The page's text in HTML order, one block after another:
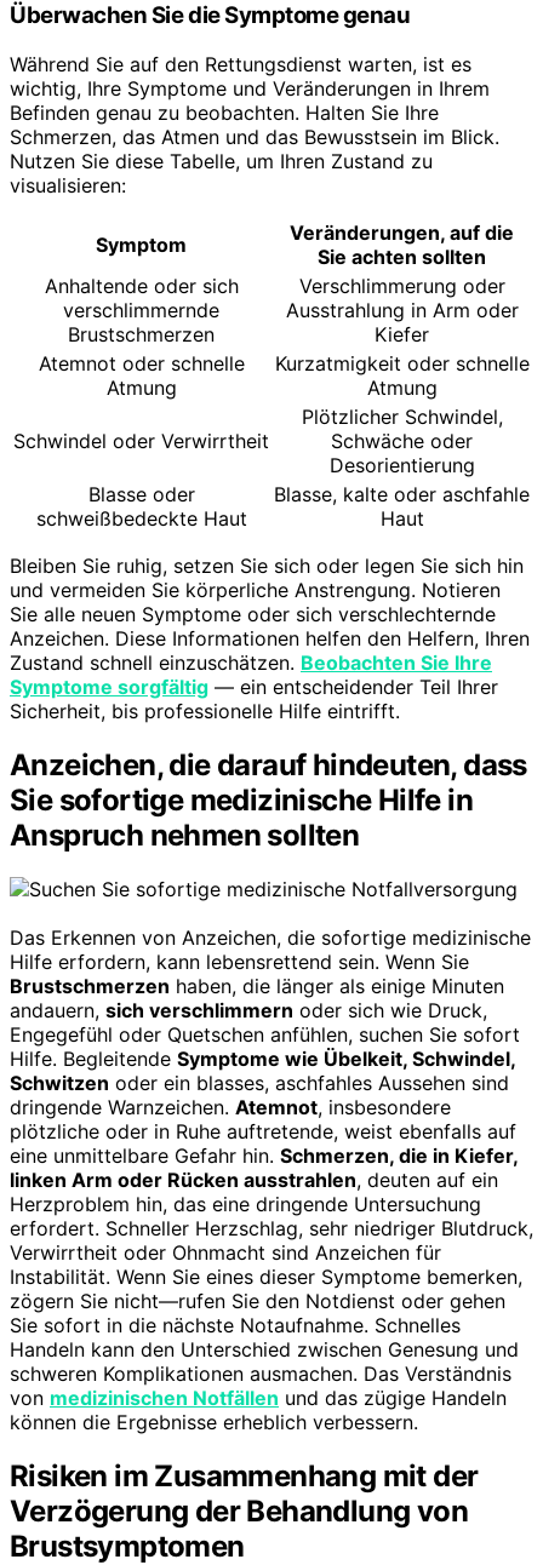
Überwachen Sie die Symptome genau
Während Sie auf den Rettungsdienst warten, ist es
wichtig, Ihre Symptome und Veränderungen in Ihrem
Befinden genau zu beobachten. Halten Sie Ihre
Schmerzen, das Atmen und das Bewusstsein im Blick.
Nutzen Sie diese Tabelle, um Ihren Zustand zu
visualisieren:
Symptom
Veränderungen, auf die
Sie achten sollten
Anhaltende oder sich
verschlimmernde
Brustschmerzen
Verschlimmerung oder
Ausstrahlung in Arm oder
Kiefer
Atemnot oder schnelle
Atmung
Kurzatmigkeit oder schnelle
Atmung
Schwindel oder Verwirrtheit
Plötzlicher Schwindel,
Schwäche oder
Desorientierung
Blasse oder
schweißbedeckte Haut
Blasse, kalte oder aschfahle
Haut
Bleiben Sie ruhig, setzen Sie sich oder legen Sie sich hin
und vermeiden Sie körperliche Anstrengung. Notieren
Sie alle neuen Symptome oder sich verschlechternde
Anzeichen. Diese Informationen helfen den Helfern, Ihren
Zustand schnell einzuschätzen. Beobachten Sie Ihre
Symptome sorgfältig — ein entscheidender Teil Ihrer
Sicherheit, bis professionelle Hilfe eintrifft.
Anzeichen, die darauf hindeuten, dass
Sie sofortige medizinische Hilfe in
Anspruch nehmen sollten
Das Erkennen von Anzeichen, die sofortige medizinische
Hilfe erfordern, kann lebensrettend sein. Wenn Sie
Brustschmerzen haben, die länger als einige Minuten
andauern, sich verschlimmern oder sich wie Druck,
Engegefühl oder Quetschen anfühlen, suchen Sie sofort
Hilfe. Begleitende Symptome wie Übelkeit, Schwindel,
Schwitzen oder ein blasses, aschfahles Aussehen sind
dringende Warnzeichen. Atemnot, insbesondere
plötzliche oder in Ruhe auftretende, weist ebenfalls auf
eine unmittelbare Gefahr hin. Schmerzen, die in Kiefer,
linken Arm oder Rücken ausstrahlen, deuten auf ein
Herzproblem hin, das eine dringende Untersuchung
erfordert. Schneller Herzschlag, sehr niedriger Blutdruck,
Verwirrtheit oder Ohnmacht sind Anzeichen für
Instabilität. Wenn Sie eines dieser Symptome bemerken,
zögern Sie nicht—rufen Sie den Notdienst oder gehen
Sie sofort in die nächste Notaufnahme. Schnelles
Handeln kann den Unterschied zwischen Genesung und
schweren Komplikationen ausmachen. Das Verständnis
von medizinischen Notfällen und das zügige Handeln
können die Ergebnisse erheblich verbessern.
Risiken im Zusammenhang mit der
Verzögerung der Behandlung von
Brustsymptomen